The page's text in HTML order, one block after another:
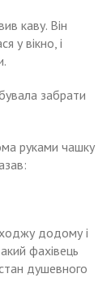
каву. Він
у вікно, і
забрати
руками чашку
додому і
фахівець
душевного